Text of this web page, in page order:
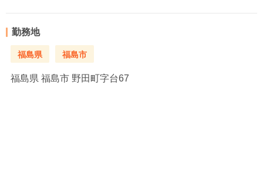
勤務地
福島県 福島市
福島県 福島市 野田町字台67